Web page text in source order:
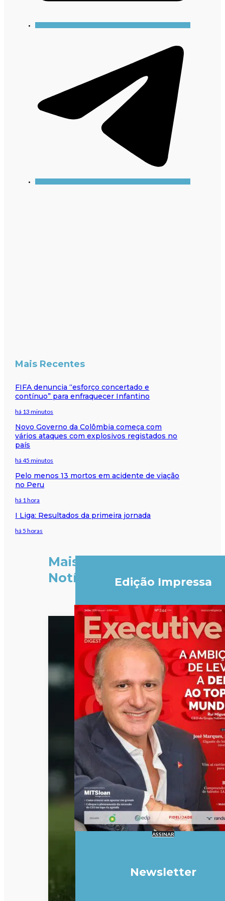
Mais Recentes
FIFA denuncia “esforço concertado e
contínuo” para enfraquecer Infantino
há 13 minutos
Novo Governo da Colômbia começa com
vários ataques com explosivos registados no
país
há 45 minutos
Pelo menos 13 mortos em acidente de viação
no Peru
há 1 hora
I Liga: Resultados da primeira jornada
há 5 horas
Mais
Notícias
Edição Impressa
ASSINAR
Newsletter